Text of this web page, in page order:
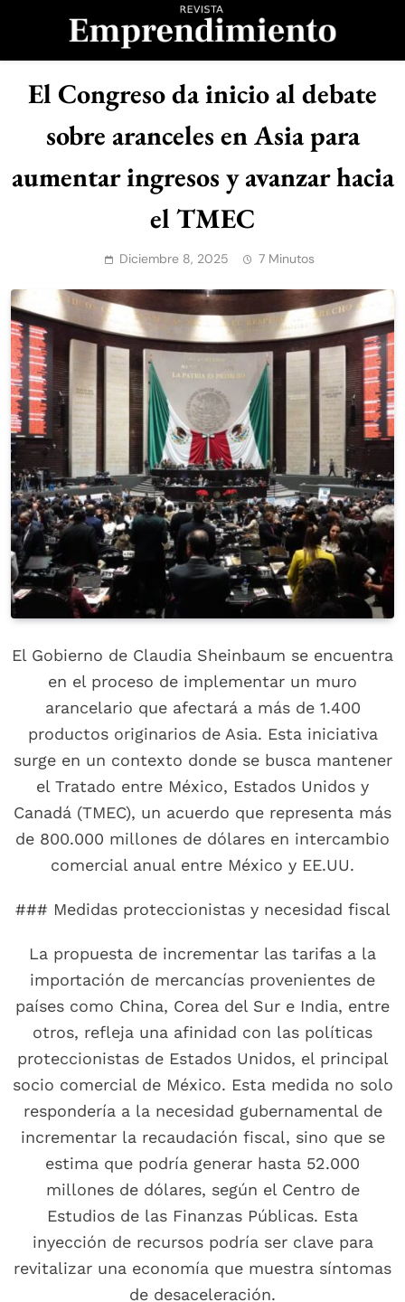
Revista
Emprendimiento
El Congreso da inicio al debate
sobre aranceles en Asia para
aumentar ingresos y avanzar hacia
el TMEC
Diciembre 8, 2025 7 Minutos
El Gobierno de Claudia Sheinbaum se encuentra
en el proceso de implementar un muro
arancelario que afectará a más de 1.400
productos originarios de Asia. Esta iniciativa
surge en un contexto donde se busca mantener
el Tratado entre México, Estados Unidos y
Canadá (TMEC), un acuerdo que representa más
de 800.000 millones de dólares en intercambio
comercial anual entre México y EE.UU.
### Medidas proteccionistas y necesidad fiscal
La propuesta de incrementar las tarifas a la
importación de mercancías provenientes de
países como China, Corea del Sur e India, entre
otros, refleja una afinidad con las políticas
proteccionistas de Estados Unidos, el principal
socio comercial de México. Esta medida no solo
respondería a la necesidad gubernamental de
incrementar la recaudación fiscal, sino que se
estima que podría generar hasta 52.000
millones de dólares, según el Centro de
Estudios de las Finanzas Públicas. Esta
inyección de recursos podría ser clave para
revitalizar una economía que muestra síntomas
de desaceleración.